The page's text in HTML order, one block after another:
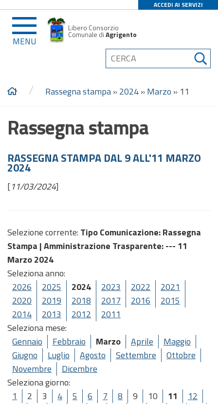
ACCEDI AI SERVIZI
MENU
Libero Consorzio
Comunale diAgrigento
/ Rassegna stampa»2024»Marzo » 11
Rassegna stampa
RASSEGNA STAMPA DAL 9 ALL'11 MARZO
2024
[11/03/2024]
Selezione corrente: Tipo Comunicazione: Rassegna
Stampa |Amministrazione Trasparente: --- 11
Marzo 2024
Seleziona anno:
2026
2025 2024 2023 2022
2021
2020
2019 2018 2017 2016
2015
2014
2013 2012
2011
Seleziona mese:
Gennaio
Febbraio Marzo Aprile
Maggio
Giugno
Luglio Agosto Settembre
Ottobre
Novembre
Dicembre
Seleziona giorno:
1
2 3 4 5 6 7 8 9 10 11
12